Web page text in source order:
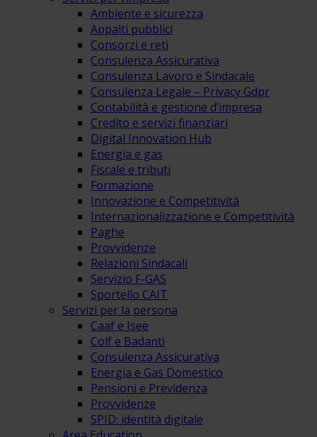
Ambiente e sicurezza
Appalti pubblici
Consorzi e reti
Consulenza Assicurativa
Consulenza Lavoro e Sindacale
Consulenza Legale – Privacy Gdpr
Contabilità e gestione d’impresa
Credito e servizi finanziari
Digital Innovation Hub
Energia e gas
Fiscale e tributi
Formazione
Innovazione e Competitività
Internazionalizzazione e Competitività
Paghe
Provvidenze
Relazioni Sindacali
Servizio F-GAS
Sportello CAIT
Servizi per la persona
Caaf e Isee
Colf e Badanti
Consulenza Assicurativa
Energia e Gas Domestico
Pensioni e Previdenza
Provvidenze
SPID: identità digitale